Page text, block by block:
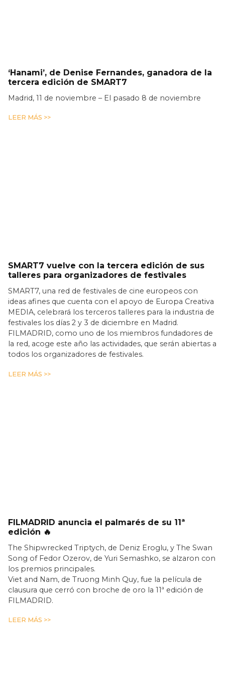
‘Hanami’, de Denise Fernandes, ganadora de la
tercera edición de SMART7
Madrid, 11 de noviembre – El pasado 8 de noviembre
LEER MÁS >>
SMART7 vuelve con la tercera edición de sus
talleres para organizadores de festivales
SMART7, una red de festivales de cine europeos con
ideas afines que cuenta con el apoyo de Europa Creativa
MEDIA, celebrará los terceros talleres para la industria de
festivales los días 2 y 3 de diciembre en Madrid.
FILMADRID, como uno de los miembros fundadores de
la red, acoge este año las actividades, que serán abiertas a
todos los organizadores de festivales.
LEER MÁS >>
FILMADRID anuncia el palmarés de su 11ª
edición 🔥
The Shipwrecked Triptych, de Deniz Eroglu, y The Swan
Song of Fedor Ozerov, de Yuri Semashko, se alzaron con
los premios principales.
Viet and Nam, de Truong Minh Quy, fue la película de
clausura que cerró con broche de oro la 11ª edición de
FILMADRID.
LEER MÁS >>